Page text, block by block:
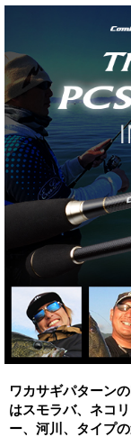
ワカサギパターン
はスモラバ、ネコ
ー、河川、タイプ